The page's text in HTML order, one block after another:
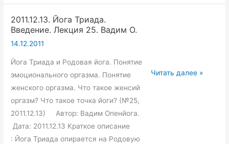
2011.12.13. Йога Триада.
Введение. Лекция 25. Вадим О.
14.12.2011
Йога Триада и Родовая йога. Понятие
эмоционального оргазма. Понятие
женского оргазма. Что такое женсий
оргазм? Что такое точка йоги? (№25,
2011.12.13) Автор: Вадим Опенйога.
Дата: 2011.12.13 Краткое описание
: Йога Триада опирается на Родовую
2011.12.13.
Читать далее »